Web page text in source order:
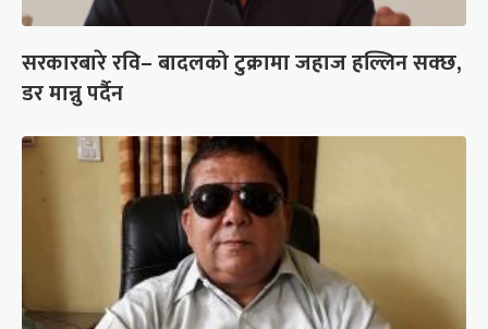
सरकारबारे रवि– बादलको टुक्रामा जहाज हल्लिन सक्छ,
डर मान्नु पर्दैन